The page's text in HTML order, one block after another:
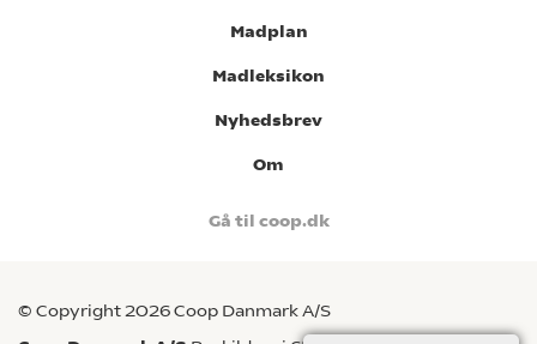
Madplan
Madleksikon
Nyhedsbrev
Om
Gå til coop.dk
© Copyright 2026 Coop Danmark A/S